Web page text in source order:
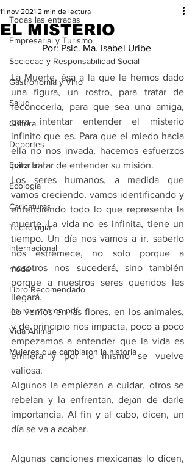
Todas las entradas
Empresarial y Turismo
Sociedad y Responsabilidad Social
Gastronomia y Vino
Salud
Cultura
Deportes
Editorial
Ecología
Caricaturas
Tecnología
internacional
moda
Libro Recomendado
las revistas en pdf
Vida Animal
Mujeres que cambiaron la historia
EL MISTERIO
11 nov 2021 2 min de lectura
Por: Psic. Ma. Isabel Uribe
La Muerte, ésa a la que le hemos dado
una figura, un rostro, para tratar de
reconocerla, para que sea una amiga,
para intentar entender el misterio
infinito que es. Para que el miedo hacia
ella no nos invada, hacemos esfuerzos
para tratar de entender su misión.
Los seres humanos, a medida que
vamos creciendo, vamos identificando y
entendiendo todo lo que representa la
muerte. La vida no es infinita, tiene un
tiempo. Un día nos vamos a ir, saberlo
nos estremece, no solo porque a
nosotros nos sucederá, sino también
porque a nuestros seres queridos les
llegará.
Lo vemos en las flores, en los animales,
y de principio nos impacta, poco a poco
empezamos a entender que la vida es
efímera y por lo mismo se vuelve
valiosa.
Algunos la empiezan a cuidar, otros se
rebelan y la enfrentan, dejan de darle
importancia. Al fin y al cabo, dicen, un
día se va a acabar.
Algunas canciones mexicanas lo dicen,